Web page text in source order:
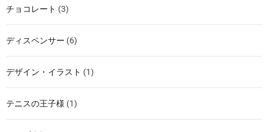
チョコレート (3)
ディスペンサー (6)
デザイン・イラスト (1)
テニスの王子様 (1)